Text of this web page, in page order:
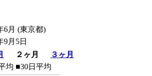
6月 (東京都)
9月5日
２ヶ月
３ヶ月
均 ■30日平均